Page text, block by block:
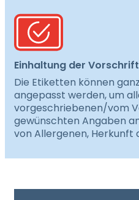
Einhaltung der
Die Etiketten können
angepasst werden, um
vorgeschriebenen/vom
gewünschten Angaben
von Allergenen, Herkunft